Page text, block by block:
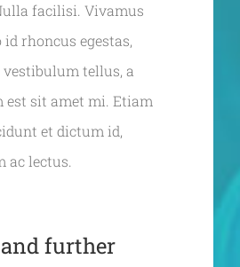
facilisi. Vivamus
rhoncus egestas,
tellus, a
est sit amet mi. Etiam
et dictum id,
ac lectus.
further